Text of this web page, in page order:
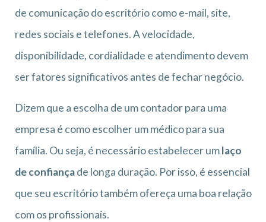
de comunicação do escritório como e-mail, site,
redes sociais e telefones. A velocidade,
disponibilidade, cordialidade e atendimento devem
ser fatores significativos antes de fechar negócio.
Dizem que a escolha de um contador para uma
empresa é como escolher um médico para sua
família. Ou seja, é necessário estabelecer umlaço
de confiançade longa duração. Por isso, é essencial
que seu escritório também ofereça uma boa relação
com os profissionais.